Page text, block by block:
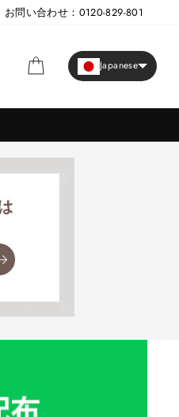
TikTok
お問い合わせ：0120-829-801
カート Japanese